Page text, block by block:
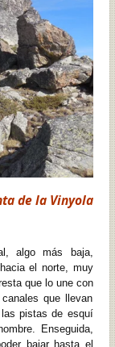
de la Vinyola
algo más baja,
el norte, muy
que lo une con
que llevan
pistas de esquí
Enseguida,
bajar hasta el